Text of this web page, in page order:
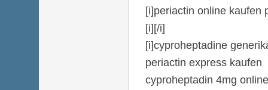
[i]periactin online kaufen
[i][/i]
[i]cyproheptadine
periactin express kaufen
cyproheptadin 4mg